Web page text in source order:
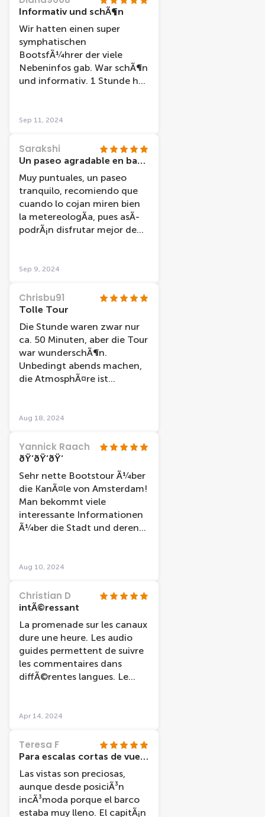
Informativ und schÃ¶n
Wir hatten einen super
symphatischen
BootsfÃ¼hrer der viele
Nebeninfos gab. War schÃ¶n
und informativ. 1 Stunde hat
erhalten fÃ¼r den
sowie sauber.
Sep 11, 2024
Sarakshi
Un paseo agradable en barco
Muy puntuales, un paseo
tranquilo, recomiendo que
cuando lo cojan miren bien
la metereologÃ­a, pues asÃ­
podrÃ¡n disfrutar mejor de
Sep 9, 2024
Chrisbu91
Tolle Tour
Die Stunde waren zwar nur
ca. 50 Minuten, aber die Tour
war wunderschÃ¶n.
Unbedingt abends machen,
die AtmosphÃ¤re ist
Aug 18, 2024
Yannick Raach
ðŸ‘ðŸ‘ðŸ‘
Sehr nette Bootstour Ã¼ber
die KanÃ¤le von Amsterdam!
Man bekommt viele
interessante Informationen
Ã¼ber die Stadt und deren
Aug 10, 2024
Christian D
intÃ©ressant
La promenade sur les canaux
dure une heure. Les audio
guides permettent de suivre
les commentaires dans
diffÃ©rentes langues. Le
l'histoire de la ville et des
Par contre, le confort est
rudimentaire.
Apr 14, 2024
Teresa F
Para escalas cortas de vuelo
Las vistas son preciosas,
aunque desde posiciÃ³n
incÃ³moda porque el barco
estaba muy lleno. El capitÃ¡n